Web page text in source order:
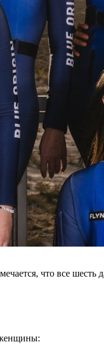
что все шесть
женщины: